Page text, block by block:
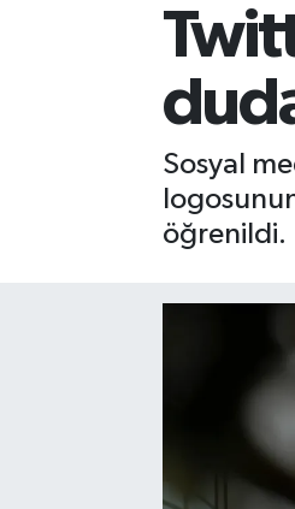
Sosyal
öğrenildi.
Van Trafik Yoğunluk
Süper Lig Puan Durumu
Son Dakika Haberleri